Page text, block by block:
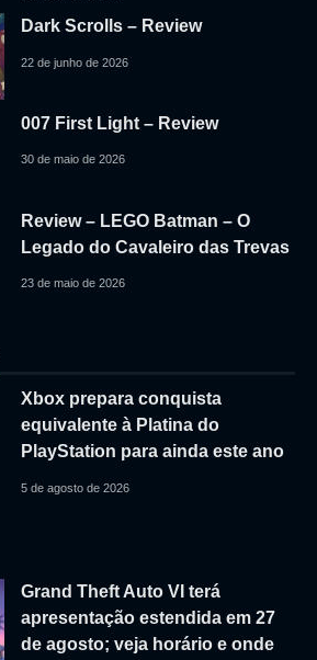
Dark Scrolls – Review
22 de junho de 2026
007 First Light – Review
30 de maio de 2026
Review – LEGO Batman – O
Legado do Cavaleiro das Trevas
23 de maio de 2026
Xbox prepara conquista
equivalente à Platina do
PlayStation para ainda este ano
5 de agosto de 2026
Grand Theft Auto VI terá
apresentação estendida em 27
de agosto; veja horário e onde